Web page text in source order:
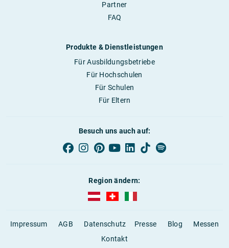
Partner
FAQ
Produkte & Dienstleistungen
Für Ausbildungsbetriebe
Für Hochschulen
Für Schulen
Für Eltern
Besuch uns auch auf:
Region ändern:
AUBI-plus Österreich (deutsch)
Impressum AGB Datenschutz Presse Blog
Messen
Kontakt